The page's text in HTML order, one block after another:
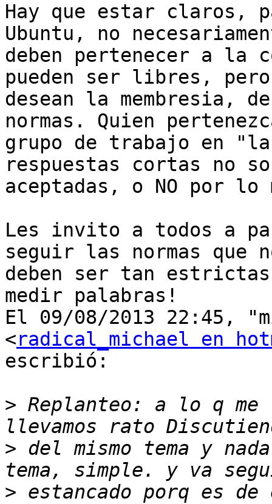
Hay que estar claros,
Ubuntu, no
deben pertenecer a la
pueden ser libres,
desean la membresia,
normas. Quien
grupo de trabajo en
respuestas cortas no
aceptadas, o NO por
Les invito a todos a
seguir las normas que
deben ser tan estrictas
medir palabras!
El 09/08/2013 22:45,
<radical_michael en
escribió:
> Replanteo: a lo q
> del mismo tema y
> estancado porq es